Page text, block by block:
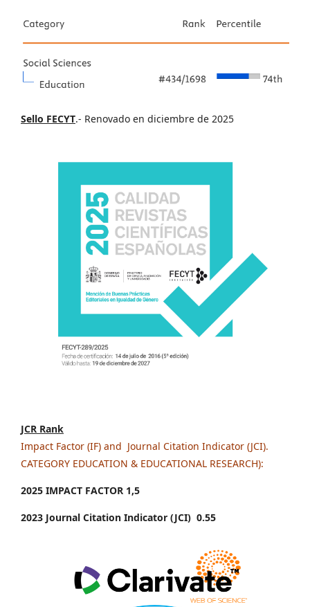
Sello FECYT.- Renovado en diciembre de 2025
JCR Rank
Impact Factor (IF) and Journal Citation Indicator (JCI).
CATEGORY EDUCATION & EDUCATIONAL RESEARCH):
2025 IMPACT FACTOR 1,5
2023 Journal Citation Indicator (JCI) 0.55